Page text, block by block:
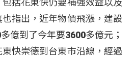
括花東快仍要補強效益以及
指出，近年物價飛漲，建設
億到了今年要3600多億元；
快崇德到台東市沿線，經過